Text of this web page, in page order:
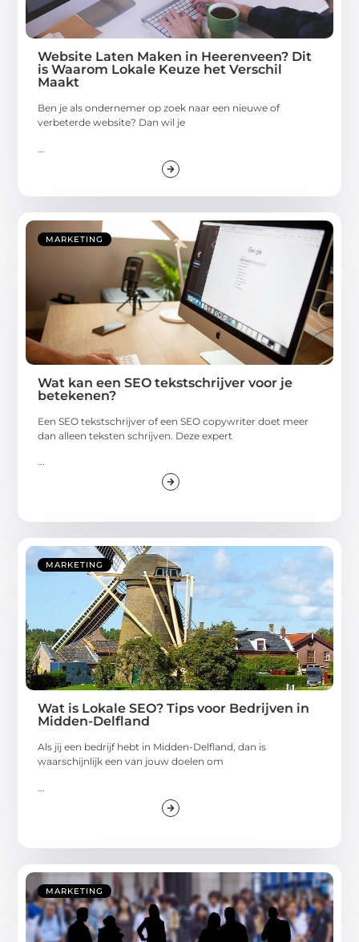
Website Laten Maken in Heerenveen? Dit
is Waarom Lokale Keuze het Verschil
Maakt
Ben je als ondernemer op zoek naar een nieuwe of
verbeterde website? Dan wil je
MARKETING
Wat kan een SEO tekstschrijver voor je
betekenen?
Een SEO tekstschrijver of een SEO copywriter doet meer
dan alleen teksten schrijven. Deze expert
...
MARKETING
Wat is Lokale SEO? Tips voor Bedrijven in
Midden-Delfland
Als jij een bedrijf hebt in Midden-Delfland, dan is
waarschijnlijk een van jouw doelen om
MARKETING